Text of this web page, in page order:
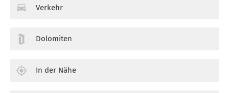
Verkehr
Dolomiten
In der Nähe